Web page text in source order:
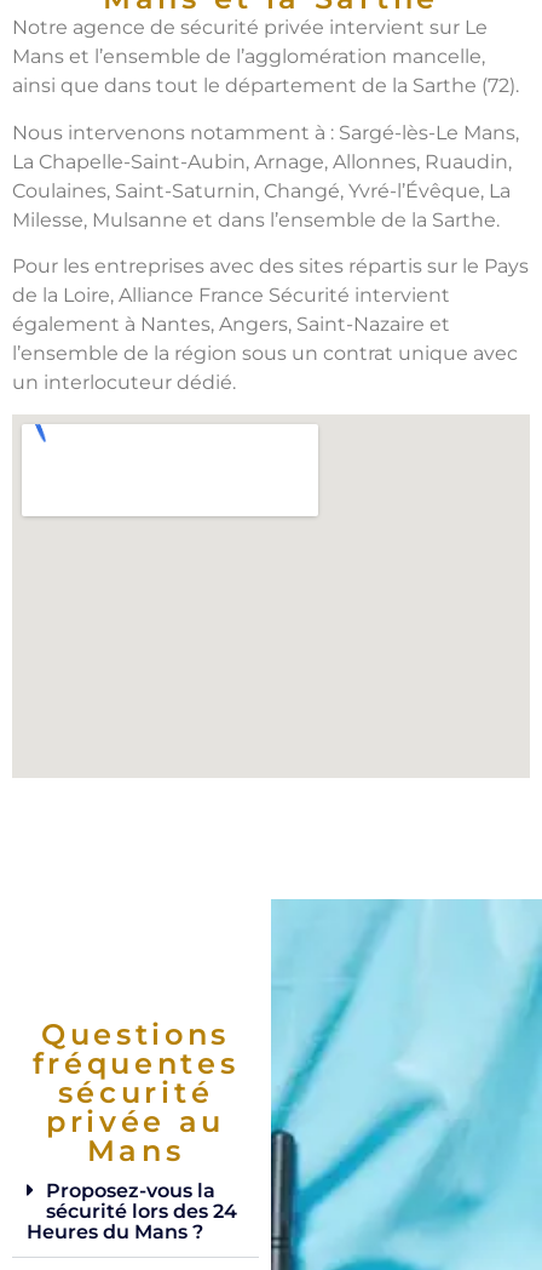
Notre agence de sécurité privée intervient sur Le
Mans et l’ensemble de l’agglomération mancelle,
ainsi que dans tout le département de la Sarthe (72).
Nous intervenons notamment à : Sargé-lès-Le Mans,
La Chapelle-Saint-Aubin, Arnage, Allonnes, Ruaudin,
Coulaines, Saint-Saturnin, Changé, Yvré-l’Évêque, La
Milesse, Mulsanne et dans l’ensemble de la Sarthe.
Pour les entreprises avec des sites répartis sur le Pays
de la Loire, Alliance France Sécurité intervient
également à Nantes, Angers, Saint-Nazaire et
l’ensemble de la région sous un contrat unique avec
un interlocuteur dédié.
Questions
fréquentes
sécurité
privée au
Mans
Proposez-vous la
sécurité lors des 24
Heures du Mans ?